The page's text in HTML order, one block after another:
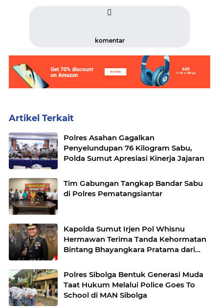
komentar
Artikel Terkait
Polres Asahan Gagalkan
Penyelundupan 76 Kilogram Sabu,
Polda Sumut Apresiasi Kinerja Jajaran
Tim Gabungan Tangkap Bandar Sabu
di Polres Pematangsiantar
Kapolda Sumut Irjen Pol Whisnu
Hermawan Terima Tanda Kehormatan
Bintang Bhayangkara Pratama dari
Polres Sibolga Bentuk Generasi Muda
Taat Hukum Melalui Police Goes To
School di MAN Sibolga